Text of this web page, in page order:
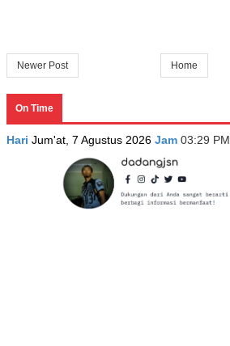
Newer Post Home
On Time
Hari Jum'at, 7 Agustus 2026 Jam 03:29 PM